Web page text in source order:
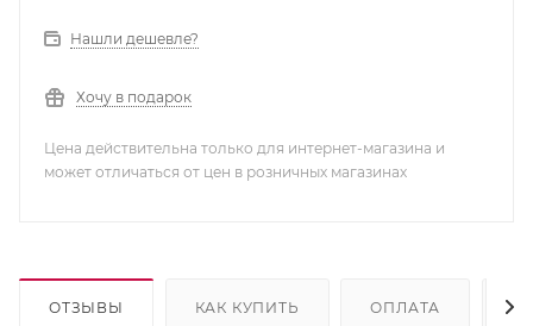
Нашли дешевле?
Хочу в подарок
Цена действительна только для интернет-магазина и
может отличаться от цен в розничных магазинах
ОТЗЫВЫ КАК КУПИТЬ ОПЛАТА